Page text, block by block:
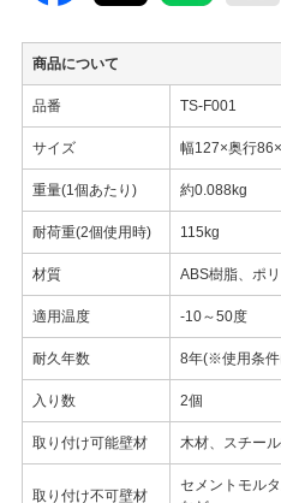
商品について
品番 TS-F001
サイズ 幅127×奥行
重量(1個あたり) 約0.088kg
耐荷重(2個使用時) 115kg
材質 ABS樹脂、ポ
適用温度 -10～50度
耐久年数 8年(※使用条件
入り数 2個
取り付け可能壁材 木材、スチー
取り付け不可壁材
セメントモル